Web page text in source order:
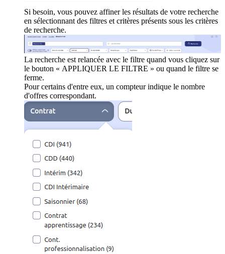
Si besoin, vous pouvez affiner les résultats de votre recherche
en sélectionnant des filtres et critères présents sous les critères
de recherche.
La recherche est relancée avec le filtre quand vous cliquez sur
le bouton « APPLIQUER LE FILTRE » ou quand le filtre se
ferme.
Pour certains d'entre eux, un compteur indique le nombre
d'offres correspondant.